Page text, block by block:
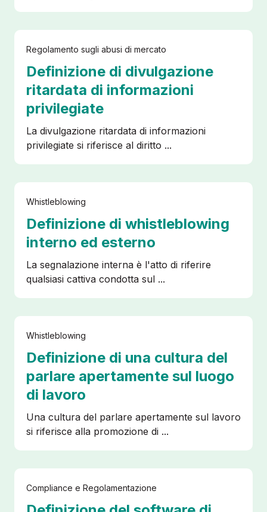
Regolamento sugli abusi di mercato
Definizione di divulgazione
ritardata di informazioni
privilegiate
La divulgazione ritardata di informazioni
privilegiate si riferisce al diritto ...
Whistleblowing
Definizione di whistleblowing
interno ed esterno
La segnalazione interna è l'atto di riferire
qualsiasi cattiva condotta sul ...
Whistleblowing
Definizione di una cultura del
parlare apertamente sul luogo
di lavoro
Una cultura del parlare apertamente sul lavoro
si riferisce alla promozione di ...
Compliance e Regolamentazione